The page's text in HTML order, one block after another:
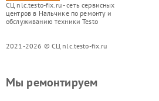
СЦ nlc.testo-fix.ru - сеть сервисных
центров в Нальчике по ремонту и
обслуживанию техники Testo
2021-2026 © СЦ nlc.testo-fix.ru
Мы ремонтируем